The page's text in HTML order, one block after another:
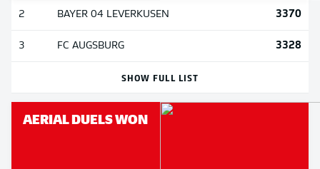
2 BAYER 04 LEVERKUSEN 3370
3 FC AUGSBURG 3328
SHOW FULL LIST
AERIAL DUELS WON